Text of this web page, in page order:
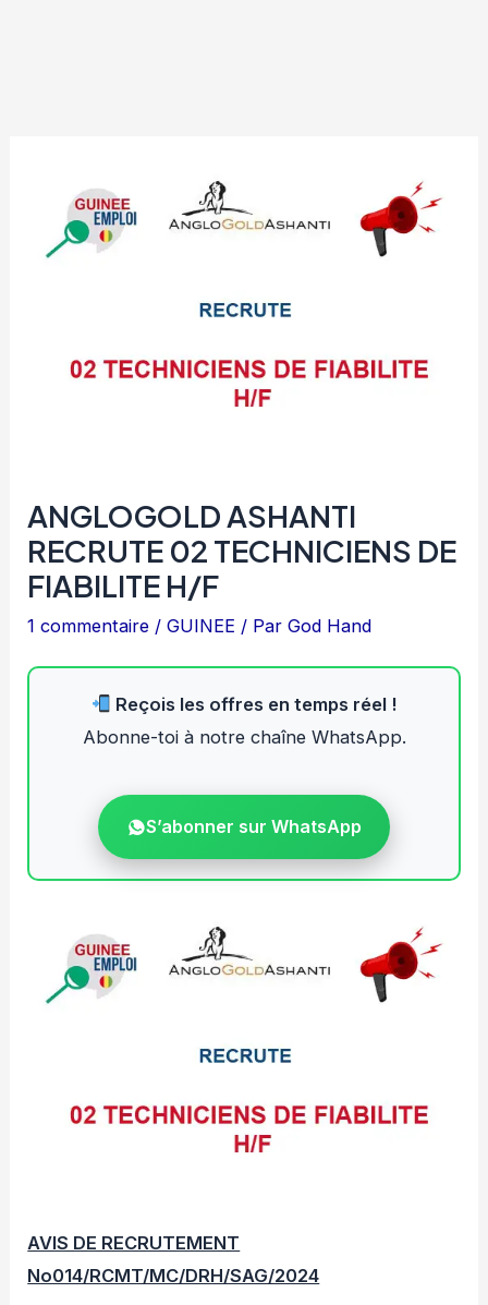
ANGLOGOLD ASHANTI
RECRUTE 02 TECHNICIENS DE
FIABILITE H/F
1 commentaire /GUINEE / ParGod Hand
Reçois les offres en temps réel !
Abonne-toi à notre chaîne WhatsApp.
S’abonner sur WhatsApp
AVIS DE RECRUTEMENT
No014/RCMT/MC/DRH/SAG/2024